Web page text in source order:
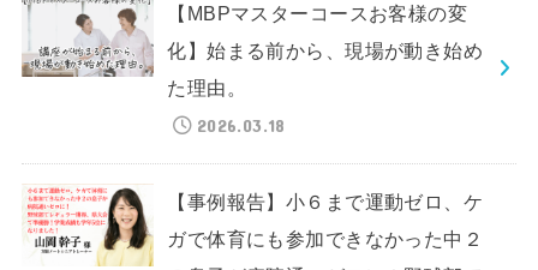
【MBPマスターコースお客様の変
化】始まる前から、現場が動き始め
た理由。
2026.03.18
【事例報告】小６まで運動ゼロ、ケ
ガで体育にも参加できなかった中２